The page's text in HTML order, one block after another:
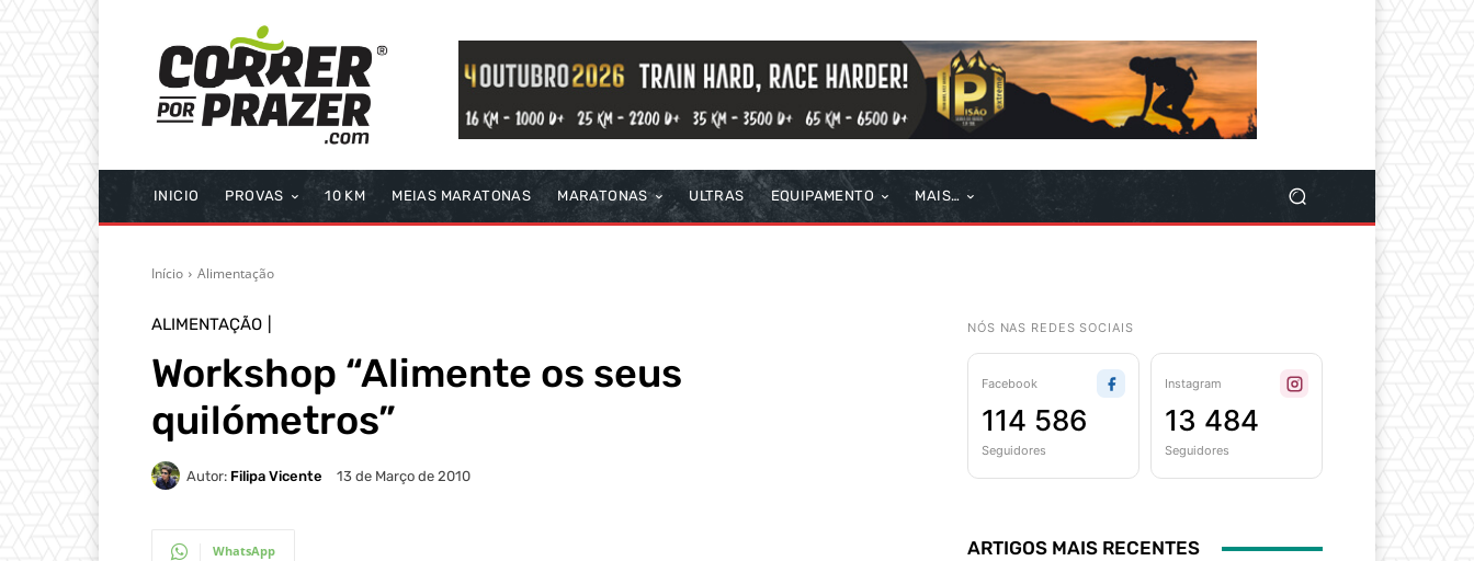
INICIO PROVAS 10 KM MEIAS MARATONAS MARATONAS ULTRAS EQUIPAMENTO MAIS…
Início Alimentação
ALIMENTAÇÃO
Workshop “Alimente os seus
quilómetros”
Autor: Filipa Vicente 13 de Março de 2010
WhatsApp
NÓS NAS REDES SOCIAIS
Facebook
114 586
Seguidores
Instagram
13 484
Seguidores
ARTIGOS MAIS RECENTES